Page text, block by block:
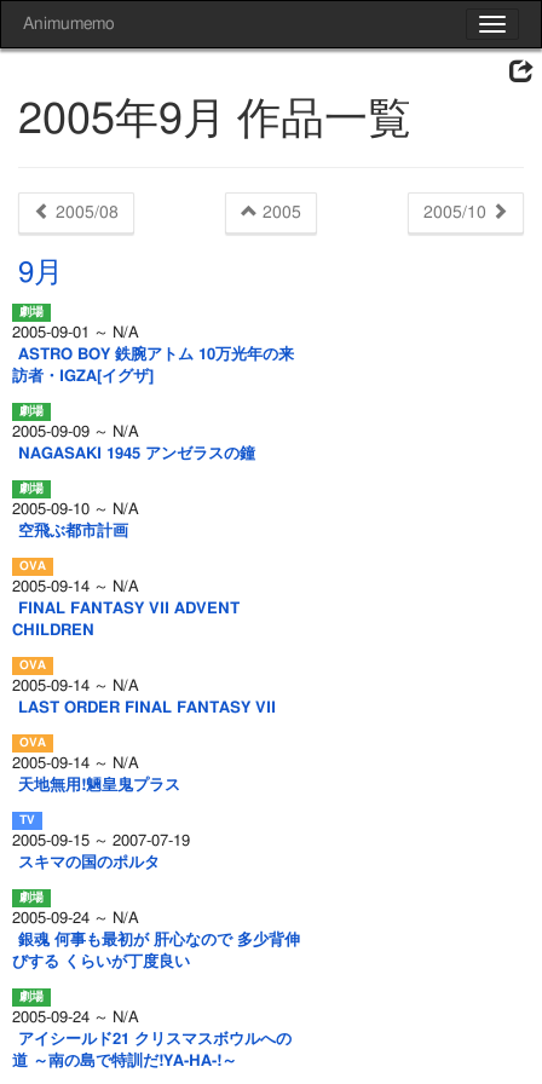
Toggle
Animumemo
2005年9月 作品一覧
2005/08 2005 2005/10
9月
2005-09-01 ～ N/A
ASTRO BOY 鉄腕アトム 10万光年の来
訪者・IGZA[イグザ]
2005-09-09 ～ N/A
NAGASAKI 1945 アンゼラスの鐘
2005-09-10 ～ N/A
空飛ぶ都市計画
2005-09-14 ～ N/A
FINAL FANTASY VII ADVENT
CHILDREN
2005-09-14 ～ N/A
LAST ORDER FINAL FANTASY VII
2005-09-14 ～ N/A
天地無用!魎皇鬼プラス
2005-09-15 ～ 2007-07-19
スキマの国のポルタ
2005-09-24 ～ N/A
銀魂 何事も最初が 肝心なので 多少背伸
びする くらいが丁度良い
2005-09-24 ～ N/A
アイシールド21 クリスマスボウルへの
道 ～南の島で特訓だ!YA-HA-!～